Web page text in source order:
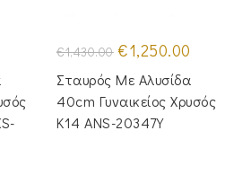
€1,430.00 Original
price
was:
€1,430.00.
€1,250.00
είναι:
€1,250.00.
Σταυρός Mε Aλυσίδα
40cm Γυναικείος Χρυσός
Κ14 ANS-20347Y